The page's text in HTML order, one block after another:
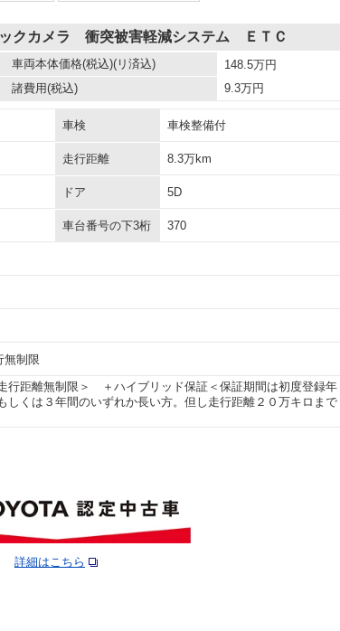
クカメラ 衝突被害軽減システム ＥＴＣ
車両本体価格(税込)(リ済込) 148.5万円
諸費用(税込) 9.3万円
車検 車検整備付
走行距離 8.3万km
ドア 5D
車台番号の下3桁 370
無制限
行距離無制限＞ ＋ハイブリッド保証＜保証期間は初度登録年
しくは３年間のいずれか長い方。但し走行距離２０万キロまで
詳細はこちら